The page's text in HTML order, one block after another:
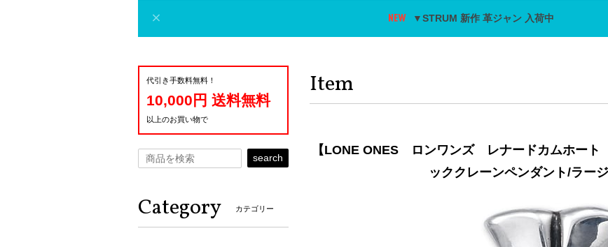
▼STRUM 新作 革ジャン 入荷中
Item
【LONE ONES ロンワンズ レナードカムホー
ッククレーンペンダント/ラー
代引き手数料無料！
10,000円 送料無料
以上のお買い物で
search
Category カテゴリー